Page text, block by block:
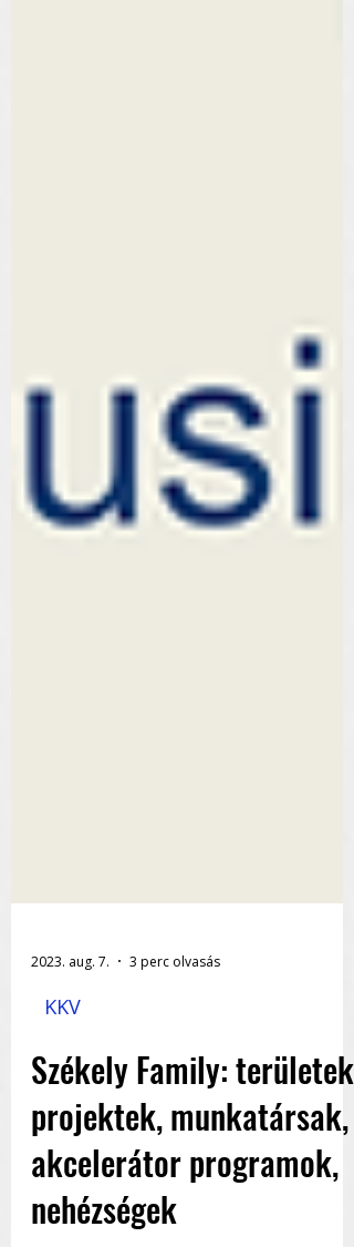
2023. aug. 7.
KKV
Székely Family: területek,
projektek, munkatársak,
akcelerátor programok,